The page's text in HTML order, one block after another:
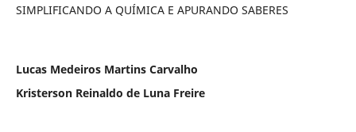
SIMPLIFICANDO A QUÍMICA E APURANDO SABERES
Lucas Medeiros Martins Carvalho
Kristerson Reinaldo de Luna Freire